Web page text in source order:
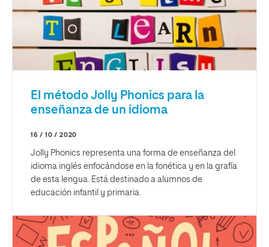
El método Jolly Phonics para la
enseñanza de un idioma
16 / 10 / 2020
Jolly Phonics representa una forma de enseñanza del
idioma inglés enfocándose en la fonética y en la grafía
de esta lengua. Está destinado a alumnos de
educación infantil y primaria.